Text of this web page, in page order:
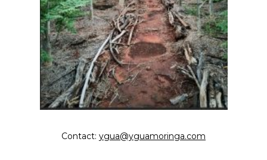
Contact: ygua@yguamoringa.com